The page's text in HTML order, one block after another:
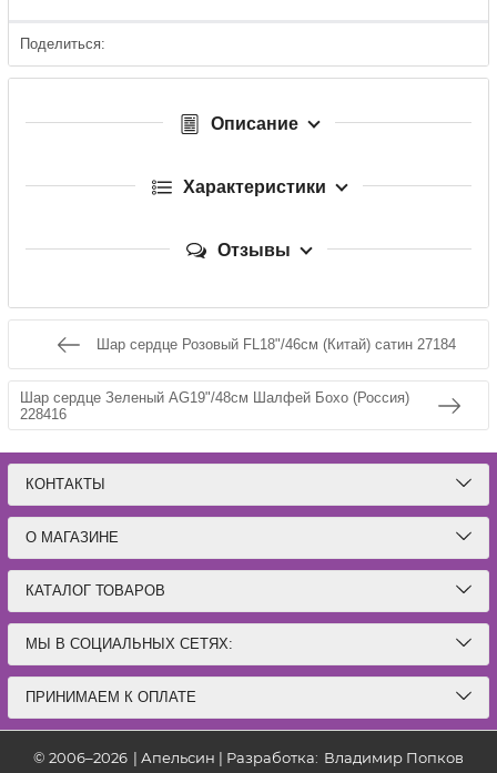
Поделиться:
Описание
Характеристики
Отзывы
Шар сердце Розовый FL18"/46см (Китай) сатин 27184
Шар сердце Зеленый AG19"/48см Шалфей Бохо (Россия)
228416
КОНТАКТЫ
О МАГАЗИНЕ
КАТАЛОГ ТОВАРОВ
МЫ В СОЦИАЛЬНЫХ СЕТЯХ:
ПРИНИМАЕМ К ОПЛАТЕ
© 2006–2026 | Апельсин | Разработка: Владимир Попков